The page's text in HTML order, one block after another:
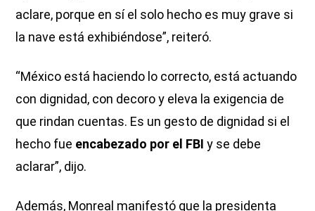
aclare, porque en sí el solo hecho es muy grave si
la nave está exhibiéndose”, reiteró.
“México está haciendo lo correcto, está actuando
con dignidad, con decoro y eleva la exigencia de
que rindan cuentas. Es un gesto de dignidad si el
hecho fue encabezado por el FBI y se debe
aclarar”, dijo.
Además, Monreal manifestó que la presidenta